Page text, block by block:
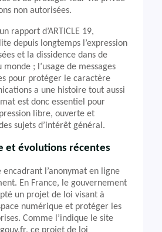
non autorisées.
rapport d’ARTICLE 19,
depuis longtemps l’expression
et la dissidence dans de
; l’usage de messages
pour protéger le caractère
a une histoire tout aussi
est donc essentiel pour
libre, ouverte et
sujets d’intérêt général.
et évolutions récentes
encadrant l’anonymat en ligne
En France, le gouvernement
un projet de loi visant à
numérique et protéger les
Comme l’indique le site